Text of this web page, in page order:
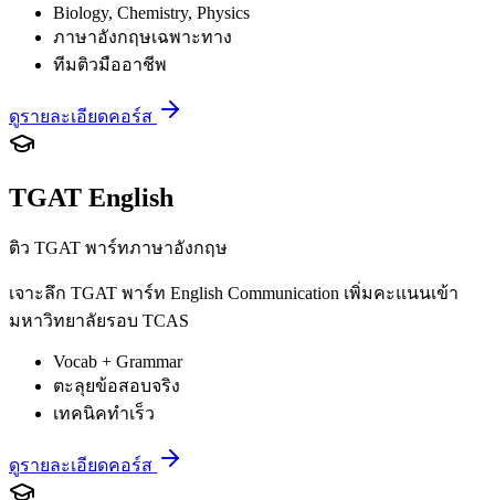
Biology, Chemistry, Physics
ภาษาอังกฤษเฉพาะทาง
ทีมติวมืออาชีพ
ดูรายละเอียดคอร์ส
TGAT English
ติว TGAT พาร์ทภาษาอังกฤษ
เจาะลึก TGAT พาร์ท English Communication เพิ่มคะแนนเข้า
มหาวิทยาลัยรอบ TCAS
Vocab + Grammar
ตะลุยข้อสอบจริง
เทคนิคทำเร็ว
ดูรายละเอียดคอร์ส